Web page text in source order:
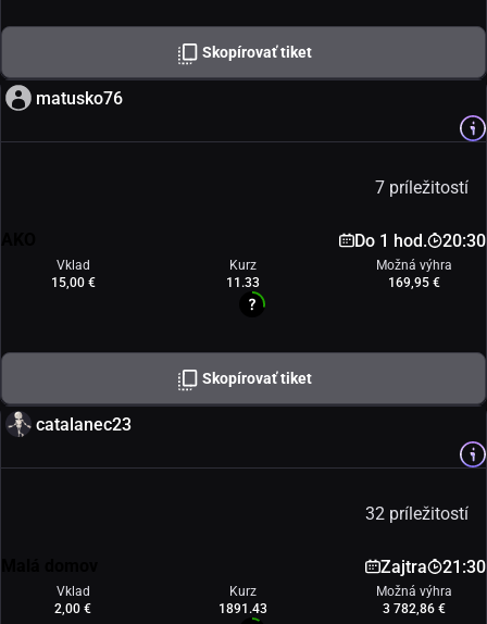
Skopírovať tiket
matusko76
7 príležitostí
Do 1 hod. 20:30
Vklad
15,00 €
Kurz
11.33
Možná výhra
169,95 €
Skopírovať tiket
catalanec23
32 príležitostí
Zajtra 21:30
Vklad
2,00 €
Kurz
1891.43
Možná výhra
3 782,86 €